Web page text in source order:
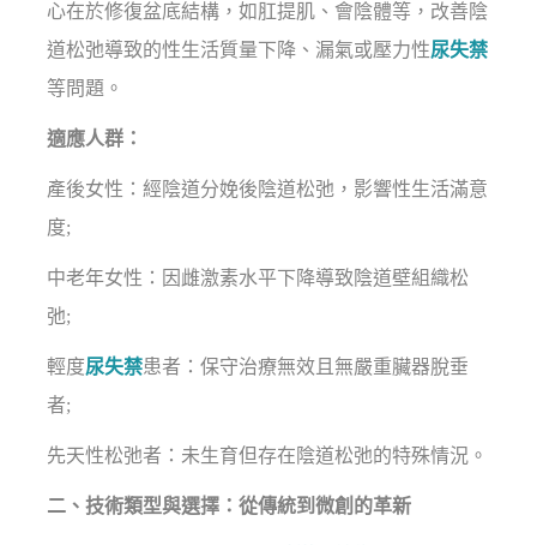
心在於修復盆底結構，如肛提肌、會陰體等，改善陰
道松弛導致的性生活質量下降、漏氣或壓力性尿失禁
等問題。
適應人群：
產後女性：經陰道分娩後陰道松弛，影響性生活滿意
度;
中老年女性：因雌激素水平下降導致陰道壁組織松
弛;
輕度尿失禁患者：保守治療無效且無嚴重臟器脫垂
者;
先天性松弛者：未生育但存在陰道松弛的特殊情況。
二、技術類型與選擇：從傳統到微創的革新